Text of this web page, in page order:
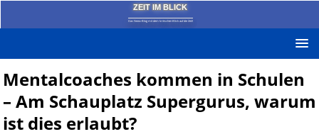
ZEIT IM BLICK
Das News-Blog mit dem kritischen Blick auf die Zeit!
Mentalcoaches kommen in Schulen
– Am Schauplatz Supergurus, warum
ist dies erlaubt?